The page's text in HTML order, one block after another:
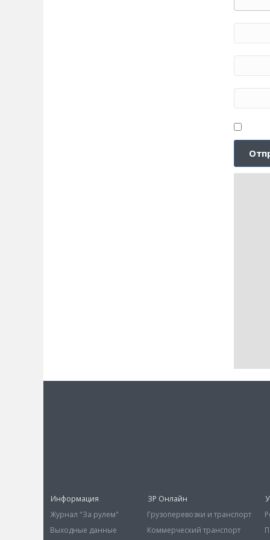
Информация
Журнал "За рулем"
Выходные данные
ЗР Онлайн
Грузоперевозки и транспорт
Коммерческий транспорт